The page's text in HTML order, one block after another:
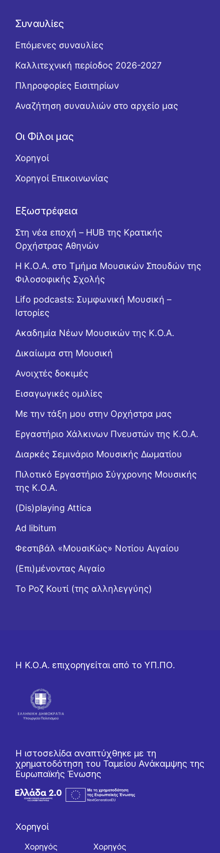
Συναυλίες
Επόμενες συναυλίες
Καλλιτεχνική περίοδος 2026-2027
Πληροφορίες Εισιτηρίων
Αναζήτηση συναυλιών στο αρχείο μας
Οι Φίλοι μας
Χορηγοί
Χορηγοί Επικοινωνίας
Εξωστρέφεια
Στη νέα εποχή – HUB της Κρατικής
Ορχήστρας Αθηνών
Η Κ.Ο.Α. στο Τμήμα Μουσικών Σπουδών της
Φιλοσοφικής Σχολής
Lifo podcasts: Συμφωνική Μουσική –
Ιστορίες
Ακαδημία Νέων Μουσικών της Κ.Ο.Α.
Δικαίωμα στη Μουσική
Ανοιχτές δοκιμές
Εισαγωγικές ομιλίες
Με την τάξη μου στην Ορχήστρα μας
Εργαστήριo Χάλκινων Πνευστών της Κ.Ο.Α.
Διαρκές Σεμινάριο Μουσικής Δωματίου
Πιλοτικό Εργαστήριο Σύγχρονης Μουσικής
της Κ.Ο.Α.
(Dis)playing Attica
Ad libitum
Φεστιβάλ «ΜουσιΚώς» Νοτίου Αιγαίου
(Επι)μένοντας Αιγαίο
Το Ροζ Κουτί (της αλληλεγγύης)
Η Κ.Ο.Α. επιχορηγείται από το ΥΠ.ΠΟ.
Η ιστοσελίδα αναπτύχθηκε με τη
χρηματοδότηση του Ταμείου Ανάκαμψης της
Ευρωπαϊκής Ένωσης
Χορηγοί
Χορηγός
Χορηγός